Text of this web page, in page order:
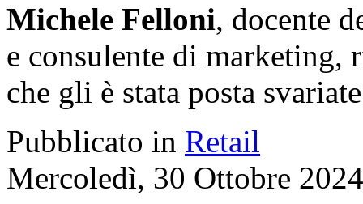
Michele Felloni, docente
e consulente di marketing,
che gli è stata posta
Pubblicato in Retail
Mercoledì, 30 Ottobre